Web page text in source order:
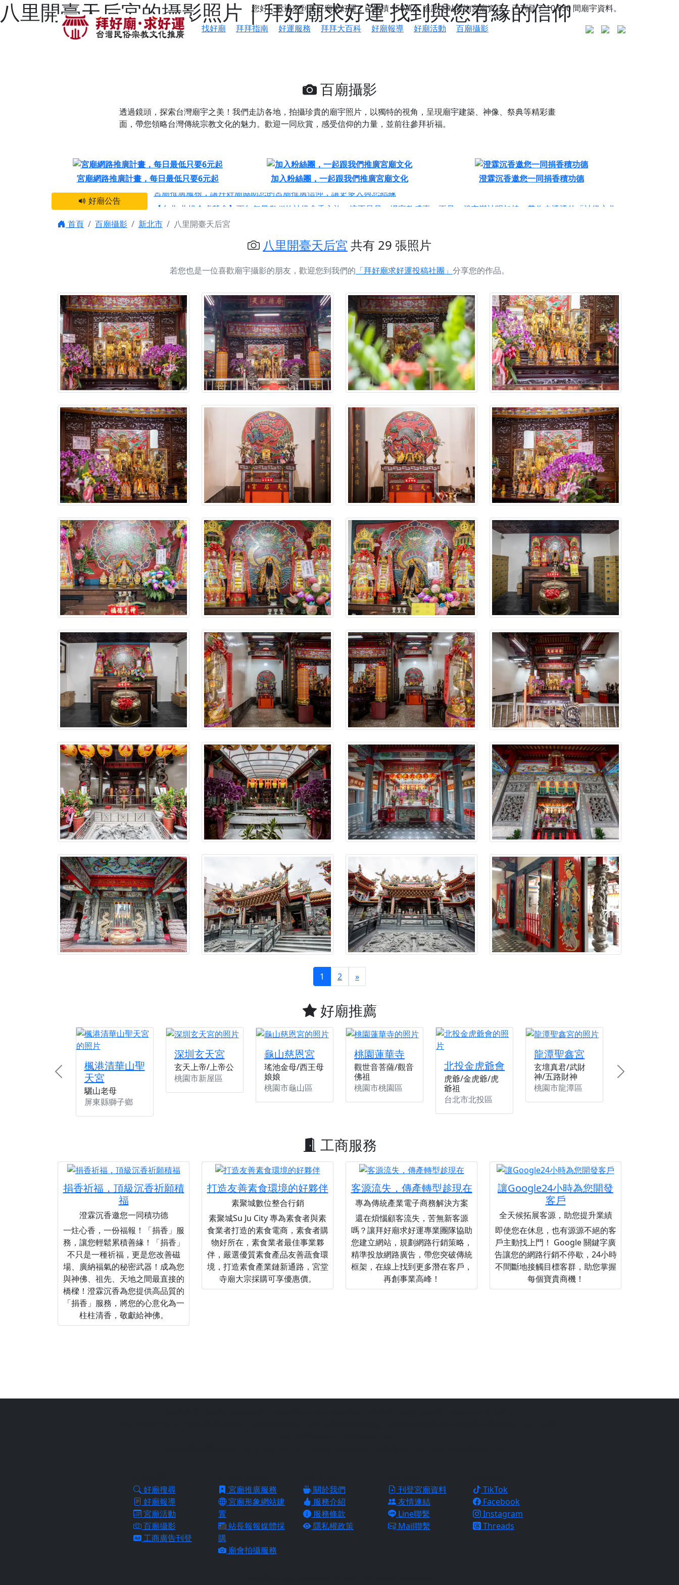
八里開臺天后宮的攝影照片 | 拜好廟求好運 找到與您有緣的信仰
您好，歡迎來到拜好廟求好運，已累積150萬人造訪本站查詢宮廟資訊，已刊登了10,050 間廟宇資料。
找好廟
拜拜指南 好運服務 拜拜大百科 好廟報導 好廟活動 百廟攝影
百廟攝影
透過鏡頭，探索台灣廟宇之美！我們走訪各地，拍攝珍貴的廟宇照片，以獨特的視角，呈現廟宇建築、神像、祭典等精彩畫
面，帶您領略台灣傳統宗教文化的魅力。歡迎一同欣賞，感受信仰的力量，並前往參拜祈福。
宮廟網路推廣計畫，每日最低只要6元起 加入粉絲團，一起跟我們推廣宮廟文化
澄霖沉香邀您一同捐香積功德
好廟公告
感謝 【新竹縣新豐鄉 池和宮】 贊助支持我們推廣台灣民俗宗教文化
宮廟推廣服務，讓拜好廟協助您的宮廟推廣信仰，讓更多人與您結緣
【台北 北投金虎爺會】丙午年最Chill的神級會香之旅，這不只是一場宗教盛事，更是一趟充滿神明加持、帶你走透透的「神級文化
【台北北投 唭哩岸慈生宮】慶讚中元普渡法會，誠摯邀請您一同參與，為自己與家人累積福德、祈求平安好運
【屏東縣獅子鄉 楓港清華山聖天宮】驪山母娘聖誕暨中元普渡大法會，誠邀十方善信大德，一同回到母娘慈悲座前，祈福納祥、慎
【桃園市 桃園蓮華寺】盂蘭盆中元報恩法會，這場法會不只是超薦與普渡，更是一份對祖先的感恩、對親人的思念，也是為家人祈
【桃園龜山 慈恩宮】丙午年梁皇寶懺法會，一念虔誠禮寶懺，一分懺悔植福田，誠邀十方善信大德共同參與。
【新北貢寮 南極玉明殿】中元普渡大法會，誠摯歡迎十方善信大德隨喜贊普，為祖先親眷祈求安息，也為自身與家人累積福德、種
下善緣。
【桃園慈善宮(天公廟)】中元普渡交給專業的來，省時省力又積福！「玉皇大帝 大天尊」 親自坐鎮主法！幫你累積的功德福報自然
是「超級加倍」！
【台北北投 福慶宮】慶讚中元普渡法會，誠摯邀請十方善信大德，一同回到北投土地公埔，祈願闔家平安、地方祥和、福運綿長。
【桃園龜山 慈恩宮】瑤池金母聖誕祝壽盛典，邀請十方善信大德蒞臨參香祝壽，同沐母娘慈光，共祈平安吉祥
【桃園龜山 慈恩宮】丙午年慶讚中元普渡法會，正是讓我們用善念與功德，迴向冥陽兩利、闔家平安的殊勝因緣。
【新北八里 紫德宮】丙午年中元普渡讚普超薦法會，普施眾生・慎終追遠・廣植福田
【台北北投金虎爺會】父親節陪爸爸一起闖關趣，邀請大小朋友一起留下珍貴的家庭回憶
【新北八里 紫德宮】父親節奉茶感恩活動，一杯茶，一份心意；一句感謝，一生難忘。
【桃園新屋 深圳玄天宮】農曆七月擴大犒軍科儀，吉祥月不只有普渡祈福，也有一份感謝守護的虔誠心意
【桃園新屋 深圳玄天宮】七娘媽聖誕祝壽慶典，誠摯邀請十方善信大德攜家帶眷前來參香，共同向七娘媽祝壽祈福
【桃園慈善宮(天公廟)】虎爺元帥 開光大典，祈求虎爺神威護持，庇佑闔家平安、財運亨通、事業順遂、百邪退散。
歡迎友廟長官、小編加入我們LINE官方帳號，讓我們協助您的廟宇推廣。
歡迎信眾分享您前往廟宇的參拜體驗，推廣您的信仰
首頁 百廟攝影 新北市 八里開臺天后宮
八里開臺天后宮 共有 29 張照片
若您也是一位喜歡廟宇攝影的朋友，歡迎您到我們的 「拜好廟求好運投稿社團」 分享您的作品。
1 2 »
好廟推薦
楓港清華山聖
天宮
驪山老母
屏東縣獅子鄉
深圳玄天宮
玄天上帝/上帝公
桃園市新屋區
龜山慈恩宮
瑤池金母/西王母
娘娘
桃園市龜山區
桃園蓮華寺
觀世音菩薩/觀音
佛祖
桃園市桃園區
北投金虎爺會
虎爺/金虎爺/虎
爺祖
台北市北投區
龍潭聖鑫宮
玄壇真君/武財
神/五路財神
桃園市龍潭區
Previous Next
工商服務
捐香祈福，頂級沉香祈願積
福
澄霖沉香邀您一同積功德
一炷心香，一份福報！「捐香」服
務，讓您輕鬆累積善緣！「捐香」
不只是一種祈福，更是您改善磁
場、廣納福氣的秘密武器！成為您
與神佛、祖先、天地之間最直接的
橋樑！澄霖沉香為您提供高品質的
「捐香」服務，將您的心意化為一
柱柱清香，敬獻給神佛。
打造友善素食環境的好夥伴
素聚城數位整合行銷
素聚城Su Ju City 專為素食者與素
食業者打造的素食電商，素食者購
物好所在，素食業者最佳事業夥
伴，嚴選優質素食產品友善蔬食環
境，打造素食產業鏈新通路，宮堂
寺廟大宗採購可享優惠價。
客源流失，傳產轉型趁現在
專為傳統產業電子商務解決方案
還在煩惱顧客流失，苦無新客源
嗎？讓拜好廟求好運專業團隊協助
您建立網站，規劃網路行銷策略，
精準投放網路廣告，帶您突破傳統
框架，在線上找到更多潛在客戶，
再創事業高峰！
讓Google24小時為您開發
客戶
全天候拓展客源，助您提升業績
即使您在休息，也有源源不絕的客
戶主動找上門！ Google 關鍵字廣
告讓您的網路行銷不停歇，24小時
不間斷地接觸目標客群，助您掌握
每個寶貴商機！
好廟搜尋
好廟報導
宮廟活動
百廟攝影
工商廣告刊登
宮廟推廣服務
宮廟形象網站建
置
站長報報媒體採
購
廟會拍攝服務
關於我們
服務介紹
服務條款
隱私權政策
刊登宮廟資料
友情連結
Line聯繫
Mail聯繫
TikTok
Facebook
Instagram
Threads